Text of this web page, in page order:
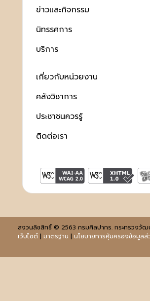
ข่าวและกิจกรรม
นิทรรศการ
บริการ
เกี่ยวกับหน่วยงาน
คลังวิชาการ
ประชาชนควรรู้
ติดต่อเรา
สงวนลิขสิทธิ์ © 2563 กรมศิลปากร. กระทรวงวั
เว็บไซต์| มาตรฐาน | นโยบายการคุ้มครองข้อมูล